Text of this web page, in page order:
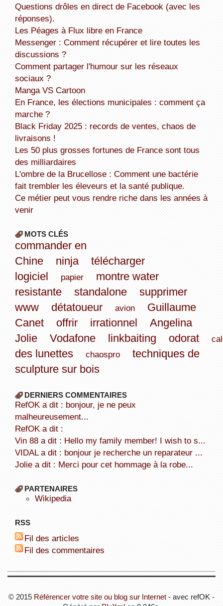
Questions drôles en direct de Facebook (avec les
réponses).
Les Péages à Flux libre en France
Messenger : Comment récupérer et lire toutes les
discussions ?
Comment partager l'humour sur les réseaux
sociaux ?
Manga VS Cartoon
En France, les élections municipales : comment ça
marche ?
Black Friday 2025 : records de ventes, chaos de
livraisons !
Les 50 plus grosses fortunes de France sont tous
des milliardaires
L'ombre de la Brucellose : Comment une bactérie
fait trembler les éleveurs et la santé publique.
Ce métier peut vous rendre riche dans les années à
venir
MOTS CLÉS
commander en
Chine
ninja
télécharger
logiciel
papier
montre water
resistante
standalone
supprimer
www
détatoueur avion
Guillaume
Canet
offrir irrationnel
Angelina
Jolie
Vodafone linkbaiting odorat
des lunettes chaospro
techniques de
sculpture sur bois
DERNIERS COMMENTAIRES
refOK a dit : bonjour, je ne peux
malheureusement...
refOK a dit :
Vin 88 a dit : Hello my family member! I wish to s...
VIDAL a dit : bonjour je recherche un reparateur ...
Jolie a dit : Merci pour cet hommage à la robe...
PARTENAIRES
wikipedia
RSS
Fil des articles
Fil des commentaires
© 2015 Référencer votre site ou blog sur Internet - avec refOK -